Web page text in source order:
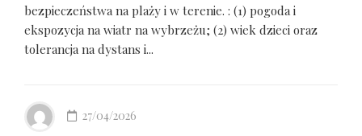
bezpieczeństwa na plaży i w terenie. : (1) pogoda i
ekspozycja na wiatr na wybrzeżu; (2) wiek dzieci oraz
tolerancja na dystans i...
27/04/2026